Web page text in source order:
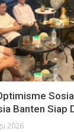
Banten Siap
2026